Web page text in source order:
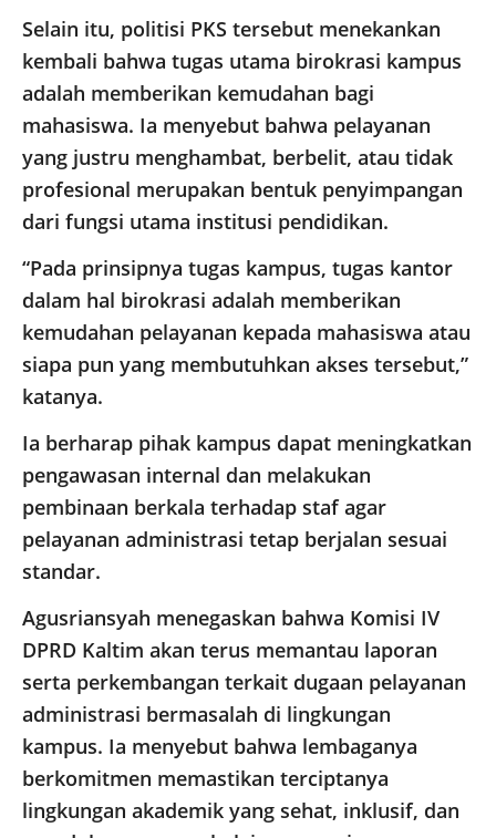
Selain itu, politisi PKS tersebut menekankan
kembali bahwa tugas utama birokrasi kampus
adalah memberikan kemudahan bagi
mahasiswa. Ia menyebut bahwa pelayanan
yang justru menghambat, berbelit, atau tidak
profesional merupakan bentuk penyimpangan
dari fungsi utama institusi pendidikan.
“Pada prinsipnya tugas kampus, tugas kantor
dalam hal birokrasi adalah memberikan
kemudahan pelayanan kepada mahasiswa atau
siapa pun yang membutuhkan akses tersebut,”
katanya.
Ia berharap pihak kampus dapat meningkatkan
pengawasan internal dan melakukan
pembinaan berkala terhadap staf agar
pelayanan administrasi tetap berjalan sesuai
standar.
Agusriansyah menegaskan bahwa Komisi IV
DPRD Kaltim akan terus memantau laporan
serta perkembangan terkait dugaan pelayanan
administrasi bermasalah di lingkungan
kampus. Ia menyebut bahwa lembaganya
berkomitmen memastikan terciptanya
lingkungan akademik yang sehat, inklusif, dan